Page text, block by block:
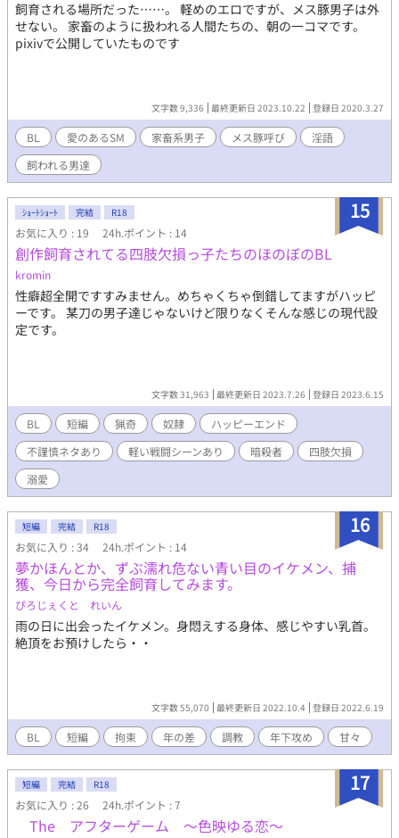
飼育される場所だった……。 軽めのエロですが、メス豚男子は外
せない。 家畜のように扱われる人間たちの、朝の一コマです。
pixivで公開していたものです
文字数 9,336 最終更新日 2023.10.22 登録日 2020.3.27
BL 愛のあるSM 家畜系男子 メス豚呼び
淫語
飼われる男達
15
ｼｮｰﾄｼｮｰﾄ 完結 R18
お気に入り : 19 24h.ポイント : 14
創作飼育されてる四肢欠損っ子たちのほのぼのBL
kromin
性癖超全開ですすみません。めちゃくちゃ倒錯してますがハッピ
ーです。 某刀の男子達じゃないけど限りなくそんな感じの現代設
定です。
文字数 31,963 最終更新日 2023.7.26 登録日 2023.6.15
BL 短編 猟奇 奴隷
ハッピーエンド
不謹慎ネタあり
軽い戦闘シーンあり 暗殺者
四肢欠損
溺愛
16
短編 完結 R18
お気に入り : 34 24h.ポイント : 14
夢かほんとか、ずぶ濡れ危ない青い目のイケメン、捕
獲、今日から完全飼育してみます。
ぴろじぇくと れいん
雨の日に出会ったイケメン。身悶えする身体、感じやすい乳首。
絶頂をお預けしたら・・
文字数 55,070 最終更新日 2022.10.4 登録日 2022.6.19
BL 短編 拘束 年の差 調教 年下攻め 甘々
17
短編 完結 R18
お気に入り : 26 24h.ポイント : 7
The アフターゲーム 〜色映ゆる恋〜